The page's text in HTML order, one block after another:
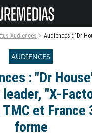
Audiences Audiences : "Dr House" largement leader, "X-
AUDIENCES
: "Dr
"X-
et France
forme